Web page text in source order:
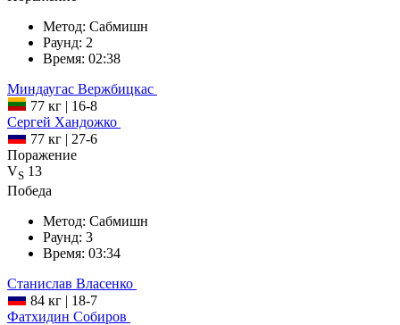
Метод: Сабмишн
Раунд: 2
Время: 02:38
Миндаугас Вержбицкас
77 кг | 16-8
Сергей Хандожко
77 кг | 27-6
Поражение
VS 13
Победа
Метод: Сабмишн
Раунд: 3
Время: 03:34
Станислав Власенко
84 кг | 18-7
Фатхидин Собиров